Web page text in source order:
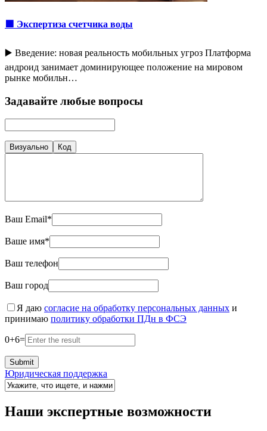
🟩 Экспертиза счетчика воды
▶️ Введение: новая реальность мобильных угроз Платформа
андроид занимает доминирующее положение на мировом
рынке мобильн…
Задавайте любые вопросы
Визуально Код
Ваш Email*
Ваше имя*
Ваш телефон
Ваш город
Я даю согласие на обработку персональных данных и
принимаю политику обработки ПДн в ФСЭ
0+6=
Юридическая поддержка
Наши экспертные возможности